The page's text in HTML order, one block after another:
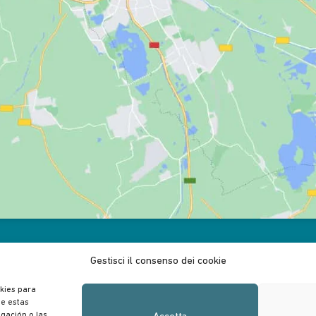
Gestisci il consenso dei cookie
para
estas